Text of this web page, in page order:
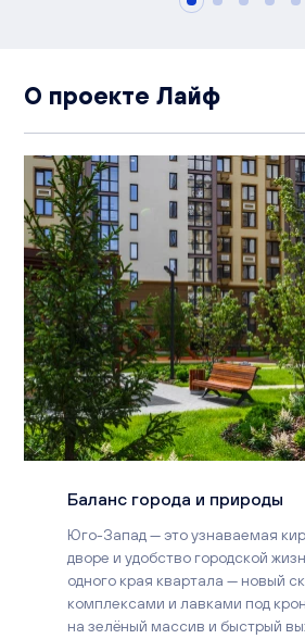
О проекте Лайф
Баланс города и природы
Юго-Запад — это узнаваемая
дворе и удобство городской
одного края квартала — новый
комплексами и лавками под
на зелёный массив и быстрый